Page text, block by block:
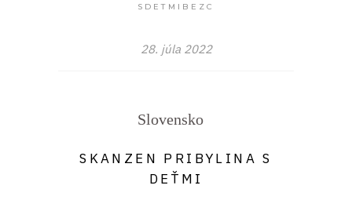
SDETMIBEZC
28. júla 2022
Slovensko
SKANZEN PRIBYLINA S
DEŤMI